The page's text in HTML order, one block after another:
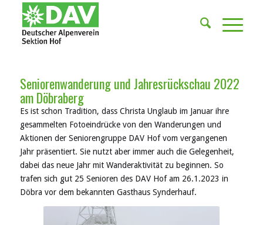
Seniorenwanderung und Jahresrückschau 2022
am Döbraberg
Es ist schon Tradition, dass Christa Unglaub im Januar ihre
gesammelten Fotoeindrücke von den Wanderungen und
Aktionen der Seniorengruppe DAV Hof vom vergangenen
Jahr präsentiert. Sie nutzt aber immer auch die Gelegenheit,
dabei das neue Jahr mit Wanderaktivität zu beginnen. So
trafen sich gut 25 Senioren des DAV Hof am 26.1.2023 in
Döbra vor dem bekannten Gasthaus Synderhauf.